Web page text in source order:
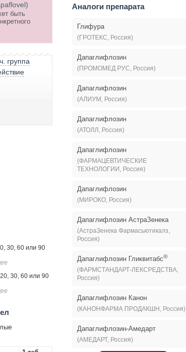
быть
группа
30, 60 или 90
30, 60 или 90
Аналоги препарата
Глифура
(ГРОТЕКС, Россия)
Дапаглифлозин
(ПРОМОМЕД РУС, Россия)
Дапаглифлозин
(АЛИУМ, Россия)
Дапаглифлозин
(АТОЛЛ, Россия)
Дапаглифлозин
(ФАРМАЦЕВТИЧЕСКИЕ
ТЕХНОЛОГИИ, Россия)
Дапаглифлозин
(МИРОКО, Россия)
Дапаглифлозин АстраЗенека
(АстраЗенека Фармасьютикалз,
Россия)
Дапаглифлозин Гликвитабс®
(ФАРМСТАНДАРТ-ЛЕКСРЕДСТВА,
Россия)
Дапаглифлозин Канон
(КАНОНФАРМА ПРОДАКШН, Россия)
Дапаглифлозин-Амедарт
(АМЕДАРТ, Россия)